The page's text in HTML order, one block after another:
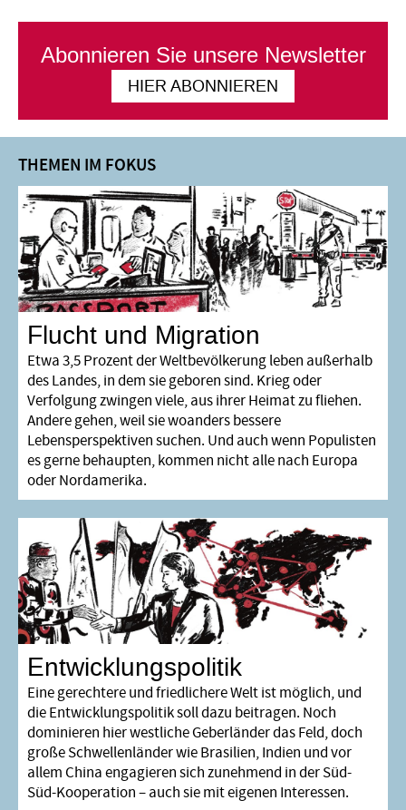
Abonnieren Sie unsere Newsletter
HIER ABONNIEREN
Flucht und Migration
Etwa 3,5 Prozent der Weltbevölkerung leben außerhalb
des Landes, in dem sie geboren sind. Krieg oder
Verfolgung zwingen viele, aus ihrer Heimat zu fliehen.
Andere gehen, weil sie woanders bessere
Lebensperspektiven suchen. Und auch wenn Populisten
es gerne behaupten, kommen nicht alle nach Europa
oder Nordamerika.
Entwicklungspolitik
Eine gerechtere und friedlichere Welt ist möglich, und
die Entwicklungspolitik soll dazu beitragen. Noch
dominieren hier westliche Geberländer das Feld, doch
große Schwellenländer wie Brasilien, Indien und vor
allem China engagieren sich zunehmend in der Süd-
Süd-Kooperation – auch sie mit eigenen Interessen.